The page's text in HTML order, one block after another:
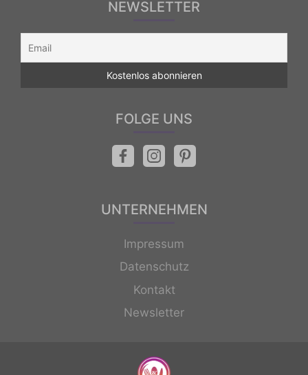
NEWSLETTER
FOLGE UNS
UNTERNEHMEN
Impressum
Datenschutz
Kontakt
Newsletter